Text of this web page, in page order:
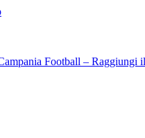
Football – Raggiungi